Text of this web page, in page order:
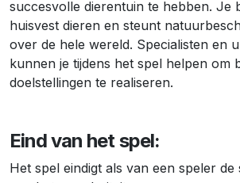
succesvolle dierentuin te hebben. Je
huisvest dieren en steunt
over de hele wereld. Specialisten en
kunnen je tijdens het spel helpen om
doelstellingen te realiseren.
Eind van het spel:
Het spel eindigt als van een speler